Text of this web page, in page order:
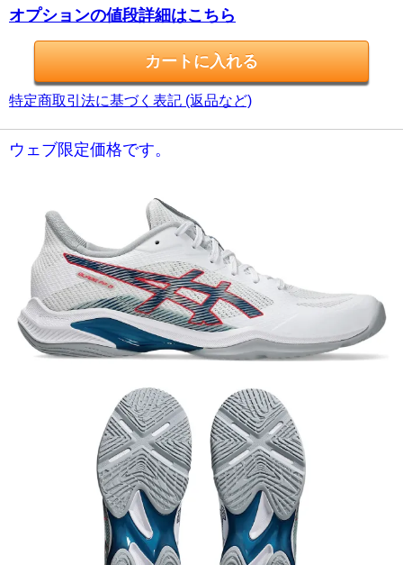
オプションの値段詳細はこちら
特定商取引法に基づく表記 (返品など)
ウェブ限定価格です。